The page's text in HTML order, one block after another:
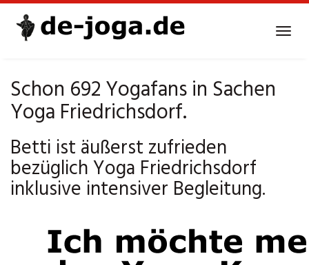
Schon 692 Yogafans in Sachen
Yoga Friedrichsdorf.
Betti ist äußerst zufrieden
bezüglich Yoga Friedrichsdorf
inklusive intensiver Begleitung.